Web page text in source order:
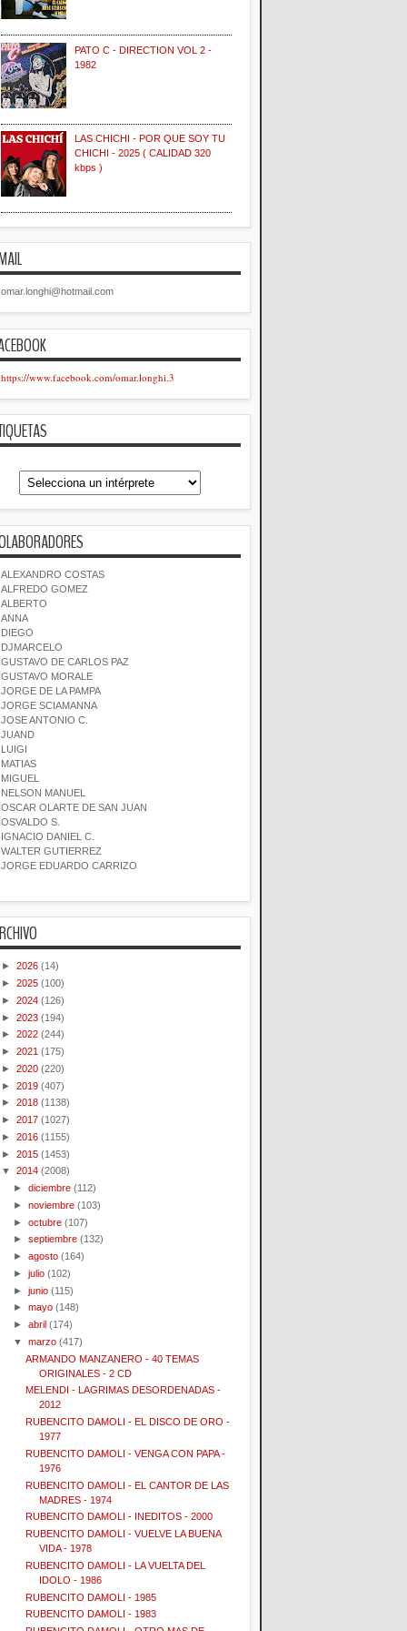
PATO C - DIRECTION VOL 2 -
1982
LAS CHICHI - POR QUE SOY TU
CHICHI - 2025 ( CALIDAD 320
kbps )
omar.longhi@hotmail.com
https://www.facebook.com/omar.longhi.3
ALEXANDRO COSTAS
ALFREDO GOMEZ
ALBERTO
ANNA
DIEGO
DJMARCELO
GUSTAVO DE CARLOS PAZ
GUSTAVO MORALE
JORGE DE LA PAMPA
JORGE SCIAMANNA
JOSE ANTONIO C.
JUAND
LUIGI
MATIAS
MIGUEL
NELSON MANUEL
OSCAR OLARTE DE SAN JUAN
OSVALDO S.
IGNACIO DANIEL C.
WALTER GUTIERREZ
JORGE EDUARDO CARRIZO
► 2026 (14)
► 2025 (100)
► 2024 (126)
► 2023 (194)
► 2022 (244)
► 2021 (175)
► 2020 (220)
► 2019 (407)
► 2018 (1138)
► 2017 (1027)
► 2016 (1155)
► 2015 (1453)
▼ 2014 (2008)
►diciembre (112)
►noviembre (103)
►octubre (107)
►septiembre (132)
►agosto (164)
►julio (102)
►junio (115)
►mayo (148)
►abril (174)
▼marzo (417)
ARMANDO MANZANERO - 40 TEMAS
ORIGINALES - 2 CD
MELENDI - LAGRIMAS DESORDENADAS -
2012
RUBENCITO DAMOLI - EL DISCO DE ORO -
1977
RUBENCITO DAMOLI - VENGA CON PAPA -
1976
RUBENCITO DAMOLI - EL CANTOR DE LAS
MADRES - 1974
RUBENCITO DAMOLI - INEDITOS - 2000
RUBENCITO DAMOLI - VUELVE LA BUENA
VIDA - 1978
RUBENCITO DAMOLI - LA VUELTA DEL
IDOLO - 1986
RUBENCITO DAMOLI - 1985
RUBENCITO DAMOLI - 1983